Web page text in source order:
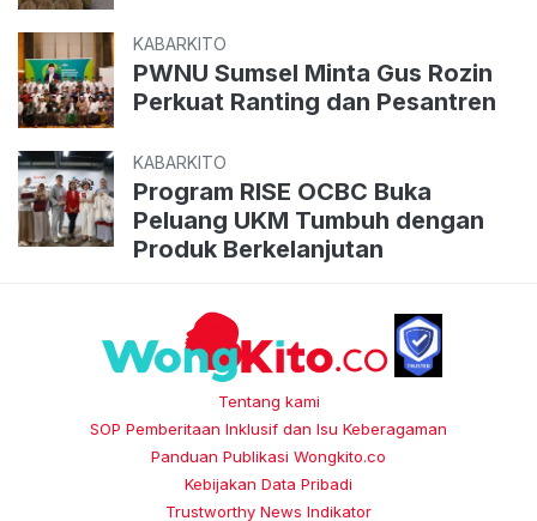
KABARKITO
PWNU Sumsel Minta Gus Rozin
Perkuat Ranting dan Pesantren
KABARKITO
Program RISE OCBC Buka
Peluang UKM Tumbuh dengan
Produk Berkelanjutan
Tentang kami
SOP Pemberitaan Inklusif dan Isu Keberagaman
Panduan Publikasi Wongkito.co
Kebijakan Data Pribadi
Trustworthy News Indikator